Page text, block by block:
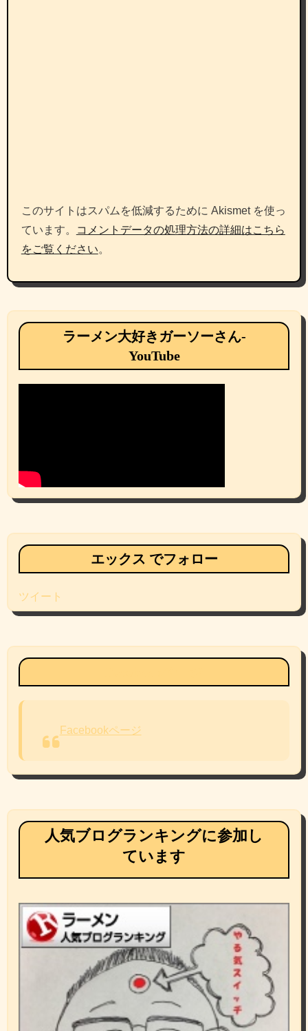
このサイトはスパムを低減するために Akismet を使っ
ています。
コメントデータの処理方法の詳細はこちら
をご覧ください。
ラーメン大好きガーソーさん-
YouTube
エックス でフォロー
ツイート
Facebookページ
人気ブログランキングに参加し
ています